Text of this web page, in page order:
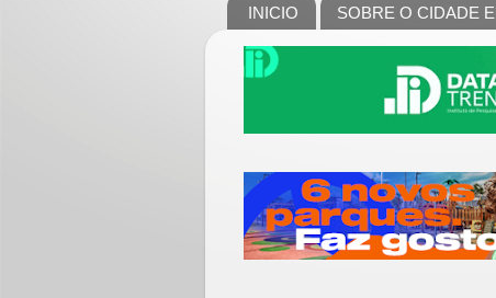
INICIO SOBRE O CIDADE